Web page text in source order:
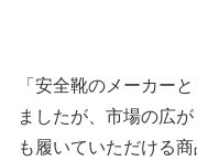
「安全靴のメーカー
ましたが、市場の広
も履いていただける